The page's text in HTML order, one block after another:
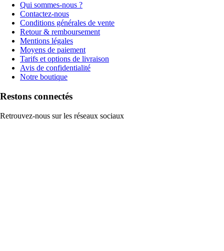
Qui sommes-nous ?
Contactez-nous
Conditions générales de vente
Retour & remboursement
Mentions légales
Moyens de paiement
Tarifs et options de livraison
Avis de confidentialité
Notre boutique
Restons connectés
Retrouvez-nous sur les réseaux sociaux